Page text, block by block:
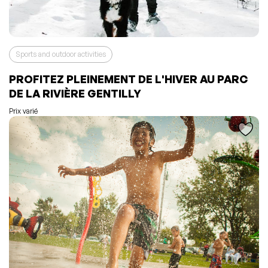
Sports and outdoor activities
PROFITEZ PLEINEMENT DE L'HIVER AU PARC
DE LA RIVIÈRE GENTILLY
Prix varié
L'événement a été ajouté à vos favoris
Événement retiré de vos favoris